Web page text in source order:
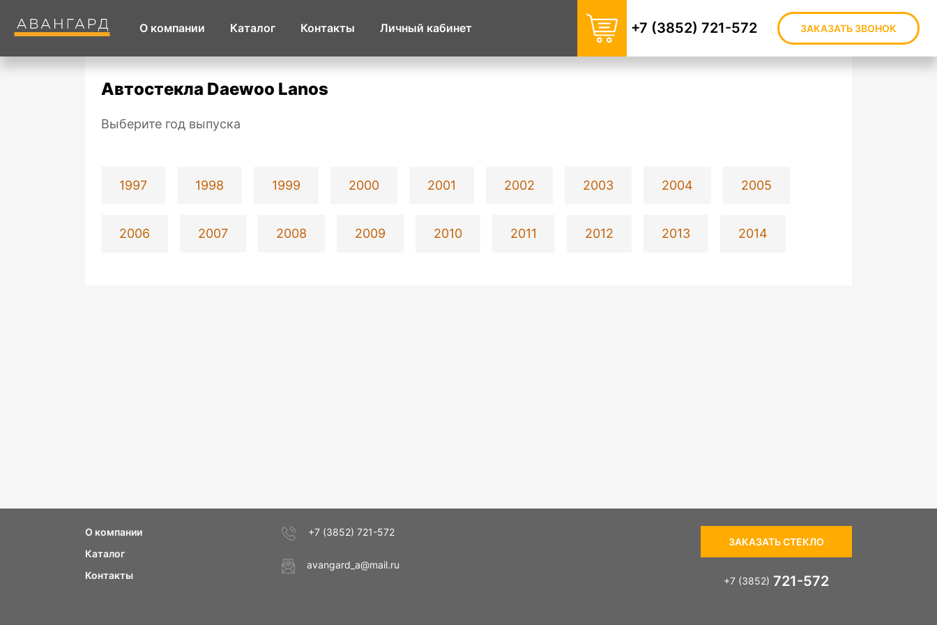
О компании Каталог Контакты Личный кабинет +7 (3852) 721-572 ЗАКАЗАТЬ ЗВОНОК
Автостекла Daewoo Lanos
Выберите год выпуска
1997 1998 1999 2000 2001 2002 2003 2004 2005
2006 2007 2008 2009 2010 2011 2012 2013 2014
О компании
Каталог
Контакты
+7 (3852) 721-572
avangard_a@mail.ru
ЗАКАЗАТЬ СТЕКЛО
+7 (3852) 721-572